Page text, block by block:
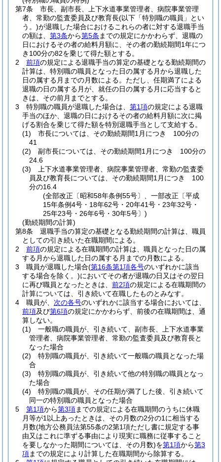
第7条
市長、副市長、上下水道事業管理者、病院事業管理
者、常勤の監査委員及び教育長(以下「特別職の職員」とい
う。)が退職した場合におけるこれらの者に対する退職手当
の額は、 第3条から第5条 までの規定にかかわらず、退職の
日におけるその者の給料月額に、その者の勤続期間1年につ
き100分の82を乗じて得た額とする。
2
前項の規定による退職手当の算定の基礎となる勤続期間の
計算は、特別職の職員となった日の属する月から退職した
日の属する月までの月数による。 ただし、任期満了による
退職の日の属する月が、就任の日の属する月に応当すると
きは、その前月までとする。
3
特別職の職員が退職した場合は、 第1項の規定による退職
手当のほか、退職の日におけるその者の給料月額に次に掲
げる割合を乗じて得た額を特別退職手当として支給する。
(1)
市長については、その勤続期間1月につき 100分の
41
(2)
副市長については、その勤続期間1月につき 100分の
24.6
(3)
上下水道事業管理者、病院事業管理者、常勤の監査委
員及び教育長については、その勤続期間1月につき 100
分の16.4
(全部改正〔昭和58年条例55号〕、一部改正〔平成
15年条例4号・18年62号・20年41号・23年32号・
25年23号・26年6号・30年5号〕)
(勤続期間の計算)
第8条
退職手当の算定の基礎となる勤続期間の計算は、職員
としての引き続いた在職期間による。
2
前項の規定による在職期間の計算は、職員となった日の属
する月から退職した日の属する月までの月数による。
3
職員が退職した場合(第16条第1項各号のいずれかに該当
する場合を除く。)においてその者が退職の日又はその翌日
に再び職員となったときは、 前2項の規定による在職期間の
計算については、引き続いて在職したものとみなす。
4
職員が、 次の各号のいずれかに該当する場合においては、
前項及び第6項の規定にかかわらず、前後の在職期間は、通
算しない。
(1)
一般職の職員が、引き続いて、副市長、上下水道事業
管理者、病院事業管理者、常勤の監査委員及び教育長と
なった場合
(2)
特別職の職員が、引き続いて一般職の職員となった場
合
(3)
特別職の職員が、引き続いて他の特別職の職員となっ
た場合
(4)
特別職の職員が、その任期が満了した後、引き続いて
同一の特別職の職員となった場合
5
第1項から第3項までの規定による在職期間のうちに休職
月等が1以上あったときは、その月数の2分の1に相当する
月数(地方公務員法第55条の2第1項ただし書に規定する事
由又はこれに準ずる事由により現実に職務に従事すること
を要しなかった期間については、その月数)を第1項から第3
項までの規定により計算した在職期間から除算する。